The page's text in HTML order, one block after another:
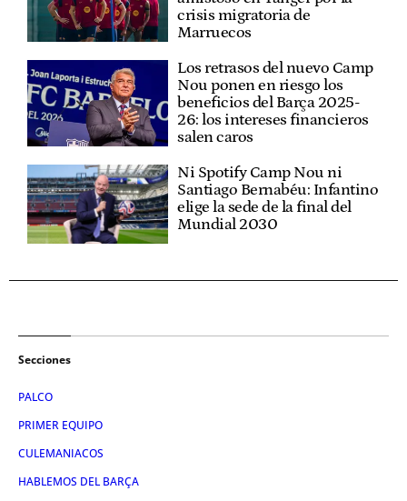
crisis migratoria de
Marruecos
Los retrasos del nuevo Camp
Nou ponen en riesgo los
beneficios del Barça 2025-
26: los intereses financieros
salen caros
Ni Spotify Camp Nou ni
Santiago Bernabéu: Infantino
elige la sede de la final del
Mundial 2030
Secciones
PALCO
PRIMER EQUIPO
CULEMANIACOS
HABLEMOS DEL BARÇA